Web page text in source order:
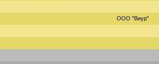
ООО "Виур"